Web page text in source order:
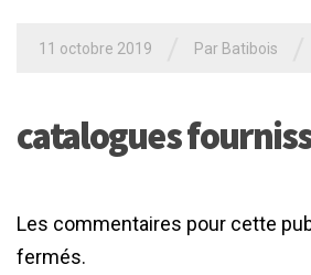
11 octobre 2019 Par Batibois
catalogues
Les commentaires pour cette
fermés.